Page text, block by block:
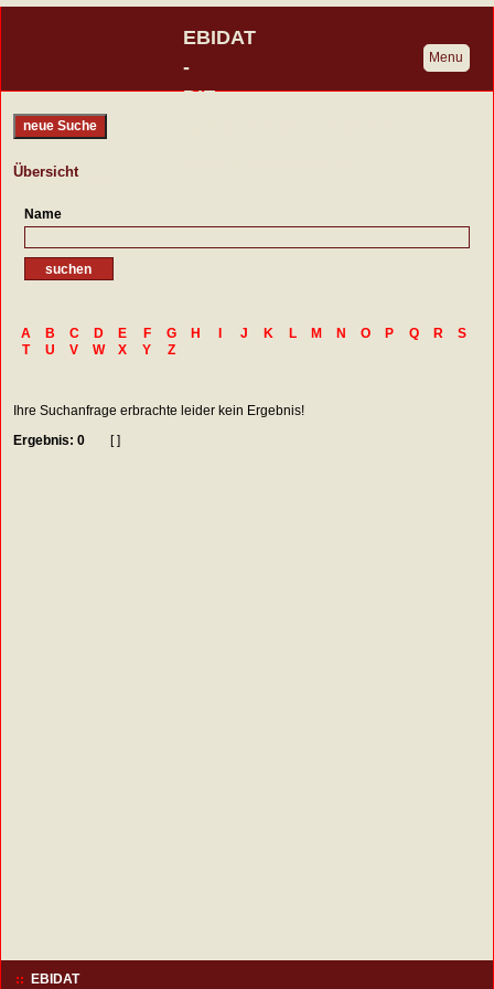
EBIDAT
-
DIE
Burgenvereinigung
Menu
neue Suche
Übersicht
Name
A B C D E F G H J K L M N O P Q R
S
T
U V W X Y Z
Ihre Suchanfrage erbrachte leider kein Ergebnis!
Ergebnis: 0
[ ]
EBIDAT